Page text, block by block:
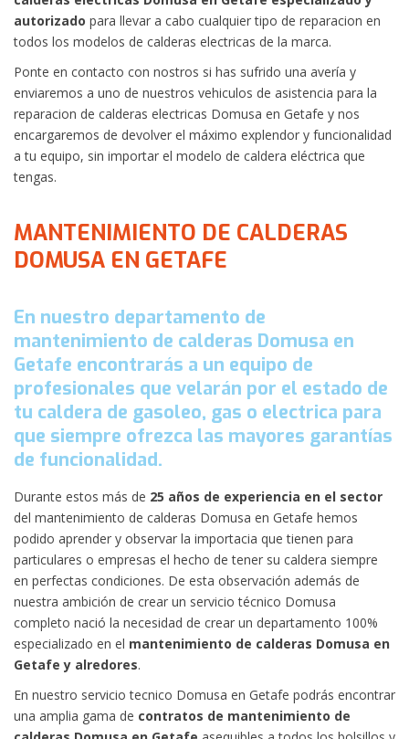
autorizado para llevar a cabo cualquier tipo de reparacion en
todos los modelos de calderas electricas de la marca.
Ponte en contacto con nostros si has sufrido una avería y
enviaremos a uno de nuestros vehiculos de asistencia para la
reparacion de calderas electricas Domusa en Getafe y nos
encargaremos de devolver el máximo explendor y funcionalidad
a tu equipo, sin importar el modelo de caldera eléctrica que
tengas.
MANTENIMIENTO DE CALDERAS
DOMUSA EN GETAFE
En nuestro departamento de
mantenimiento de calderas Domusa en
Getafe encontrarás a un equipo de
profesionales que velarán por el estado de
tu caldera de gasoleo, gas o electrica para
que siempre ofrezca las mayores garantías
de funcionalidad.
Durante estos más de 25 años de experiencia en el sector
del mantenimiento de calderas Domusa en Getafe hemos
podido aprender y observar la importacia que tienen para
particulares o empresas el hecho de tener su caldera siempre
en perfectas condiciones. De esta observación además de
nuestra ambición de crear un servicio técnico Domusa
completo nació la necesidad de crear un departamento 100%
especializado en el mantenimiento de calderas Domusa en
Getafe y alredores.
En nuestro servicio tecnico Domusa en Getafe podrás encontrar
una amplia gama de contratos de mantenimiento de